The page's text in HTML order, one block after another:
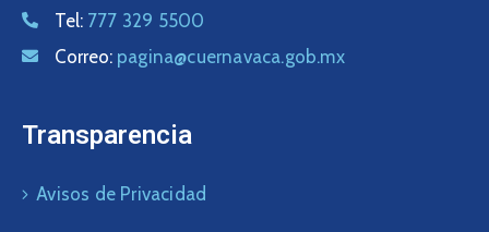
Tel: 777 329 5500
Correo: pagina@cuernavaca.gob.mx
Transparencia
Avisos de Privacidad